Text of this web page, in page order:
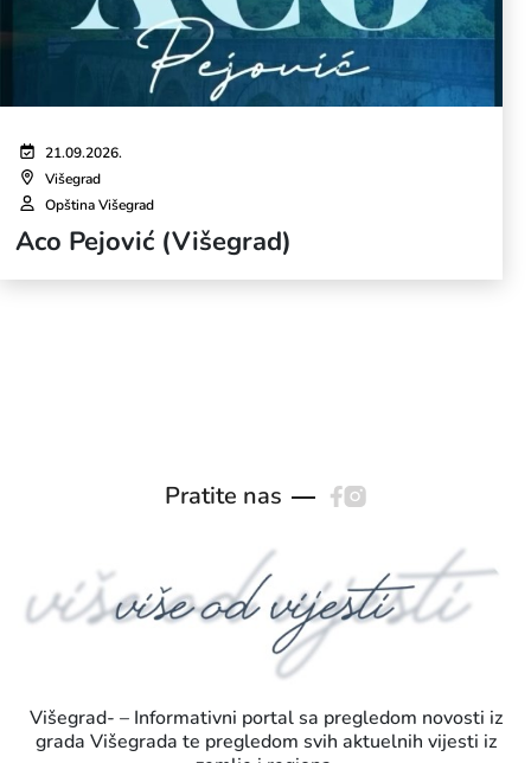
21.09.2026.
Višegrad
Opština Višegrad
Aco Pejović (Višegrad)
Pratite nas
Višegrad- – Informativni portal sa pregledom novosti iz
grada Višegrada te pregledom svih aktuelnih vijesti iz